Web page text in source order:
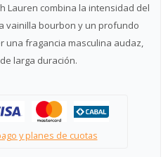
Lauren combina la intensidad del
vainilla bourbon y un profundo
una fragancia masculina audaz,
larga duración.
y planes de cuotas